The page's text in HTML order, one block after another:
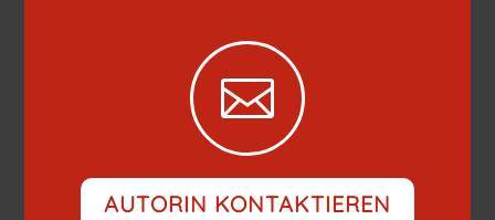

AUTORIN KONTAKTIEREN